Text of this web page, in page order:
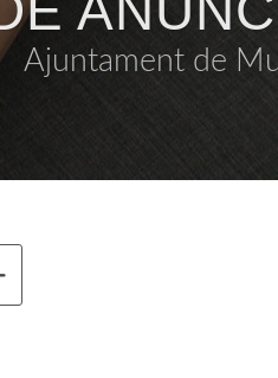
Ajuntament de